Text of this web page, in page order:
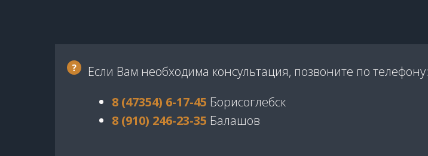
Если Вам необходима консультация, позвоните по телефону:
8 (47354) 6-17-45 Борисоглебск
8 (910) 246-23-35 Балашов